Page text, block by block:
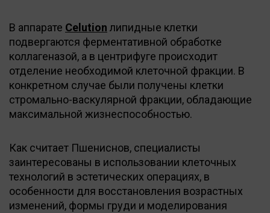
В аппарате Celution липидные клетки
подвергаются ферментативной обработке
коллагеназой, а в центрифуге происходит
отделение необходимой клеточной фракции. В
конкретном случае были получены клетки
стромально-васкулярной фракции, обладающие
максимальной жизнеспособностью.
Как считает Пшениснов, специалисты
заинтересованы в использовании клеточных
технологий в эстетических операциях, в
особенности для восстановления возрастных
изменений, формы груди и моделирования